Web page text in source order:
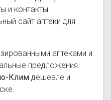
и контакты
сайт аптеки для
аптеками и
предложения.
Клим дешевле и